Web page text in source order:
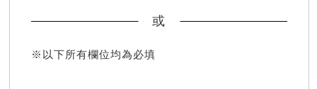
或
※以下所有欄位均為必填